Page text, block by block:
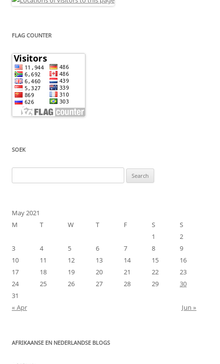
FLAG COUNTER
SOEK
for:
May 2021
M
T W T F S
S
1
2
3
4 5 6 7 8
9
10
11 12 13 14 15
16
17
18 19 20 21 22
23
24
25 26 27 28 29
30
31
« Apr
Jun »
AFRIKAANSE EN NEDERLANDSE BLOGS